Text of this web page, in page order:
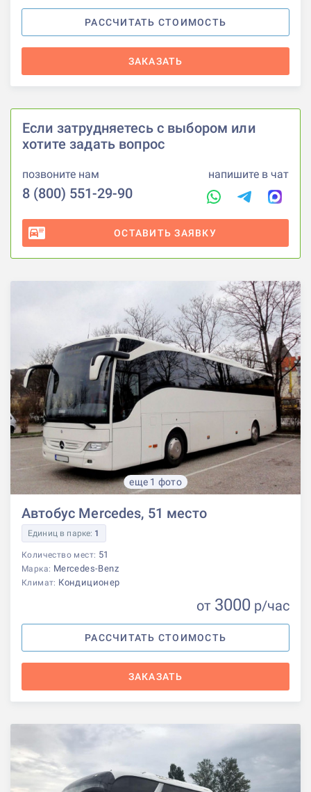
РАССЧИТАТЬ СТОИМОСТЬ
ЗАКАЗАТЬ
еще 1 фото
Автобус Mercedes, 51 место
Единиц в парке: 1
Количество мест: 51
Марка: Mercedes-Benz
Климат: Кондиционер
от 3000 р/час
РАССЧИТАТЬ СТОИМОСТЬ
ЗАКАЗАТЬ
Если затрудняетесь с выбором или
хотите задать вопрос
позвоните нам
8 (800) 551-29-90
напишите в чат
ОСТАВИТЬ ЗАЯВКУ